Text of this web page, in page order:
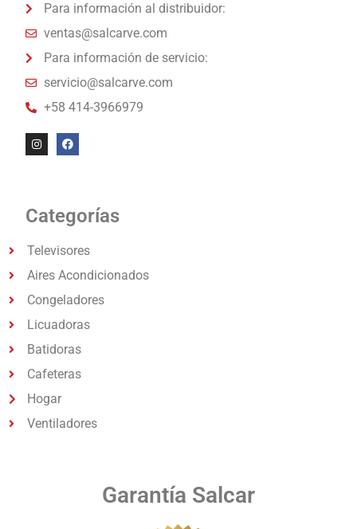
Para información al distribuidor:
ventas@salcarve.com
Para información de servicio:
servicio@salcarve.com
+58 414-3966979
Categorías
Televisores
Aires Acondicionados
Congeladores
Licuadoras
Batidoras
Cafeteras
Hogar
Ventiladores
Garantía Salcar